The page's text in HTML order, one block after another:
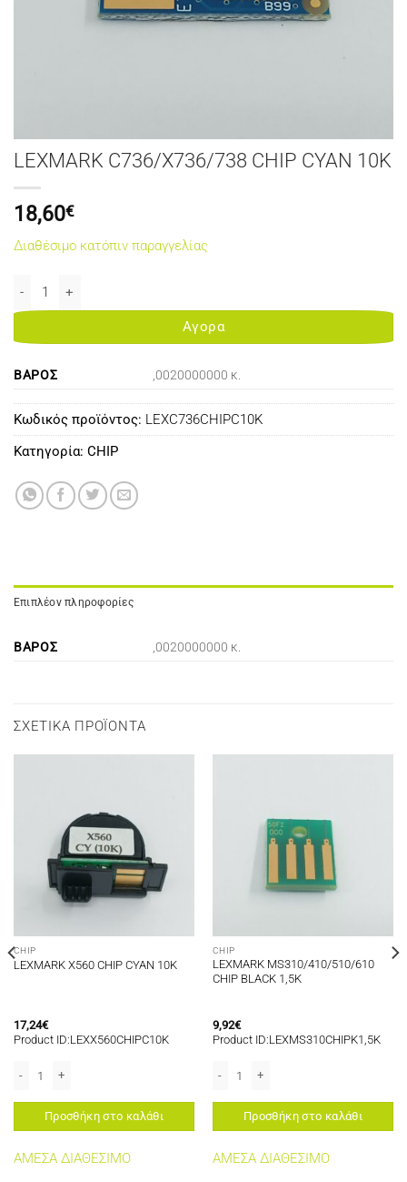
LEXMARK C736/X736/738 CHIP CYAN 10K
18,60€
Διαθέσιμο κατόπιν παραγγελίας
LEXMARK C736/X736/738 CHIP CYAN 10K ποσότητα
Αγορα
ΒΆΡΟΣ ,0020000000 κ.
Κωδικός προϊόντος: LEXC736CHIPC10K
Κατηγορία: CHIP
Επιπλέον πληροφορίες
ΒΆΡΟΣ ,0020000000 κ.
ΣΧΕΤΙΚΆ ΠΡΟΪΌΝΤΑ
CHIP
LEXMARK X560 CHIP CYAN 10K
17,24€
Product ID:LEXX560CHIPC10K
Προσθήκη στο καλάθι
ΑΜΕΣΑ ΔΙΑΘΕΣΙΜΟ
CHIP
LEXMARK MS310/410/510/610
CHIP BLACK 1,5K
9,92€
Product ID:LEXMS310CHIPK1,5K
Προσθήκη στο καλάθι
ΑΜΕΣΑ ΔΙΑΘΕΣΙΜΟ